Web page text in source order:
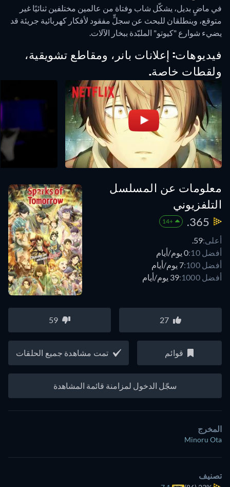
في ماضٍ بديل، يشكّل شاب وفتاة من عالمين مختلفين ثنائيًا غير
متوقع، وينطلقان للبحث عن سجلٍّ مفقود لأفكار كهربائية جريئة قد
يضيء شوارع "كيوتو" الملبّدة ببخار الآلات.
فيديوهات: إعلانات بانر، ومقاطع تشويقية،
ولقطات خاصة.
معلومات عن المسلسل
التلفزيوني
365.
+14
أعلى:59.
أفضل 10:
0 يوم/أيام
أفضل 100:
7 يوم/أيام
أفضل 1000:
39 يوم/أيام
27
59
قوائم تمت مشاهدة جميع الحلقات
سجّل الدخول لمزامنة قائمة المشاهدة
المخرج
Minoru Ota
تصنيف